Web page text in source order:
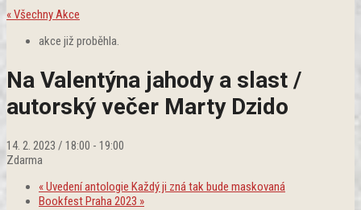
« Všechny Akce
akce již proběhla.
Na Valentýna jahody a slast /
autorský večer Marty Dzido
14. 2. 2023 / 18:00 - 19:00
Zdarma
«Uvedení antologie Každý ji zná tak bude maskovaná
Bookfest Praha 2023 »